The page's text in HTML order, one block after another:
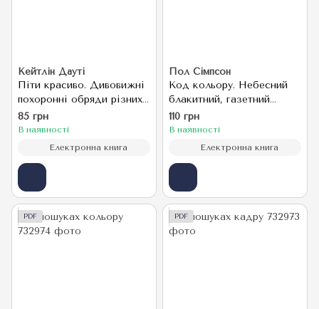
Кейтлін Дауті
Піти красиво. Дивовижні
похоронні обряди різних
країн
85 грн
В наявності
Електронна книга
Пол Сімпсон
Код кольору. Небесний
блакитний, газетний
жовтий, королівський
фіолетовий та інші
відтінки у культурній
історії кольору
110 грн
В наявності
Електронна книга
PDF PDF